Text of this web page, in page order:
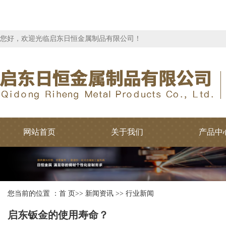
您好，欢迎光临启东日恒金属制品有限公司！
网站首页 关于我们 产品中
您当前的位置 ： 首 页>> 新闻资讯 >> 行业新闻
启东钣金的使用寿命？